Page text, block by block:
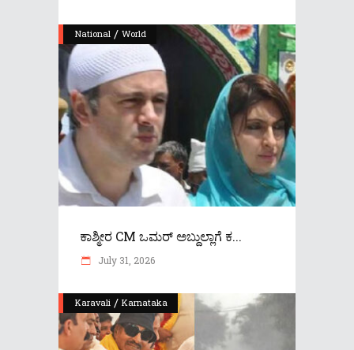
National / World
ಕಾಶ್ಮೀರ CM ಒಮರ್ ಅಬ್ದುಲ್ಲಾಗೆ ಕ...
July 31, 2026
Karavali / Karnataka